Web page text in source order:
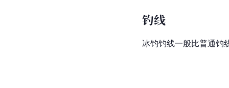
钓线
冰钓钓线一般比普通钓